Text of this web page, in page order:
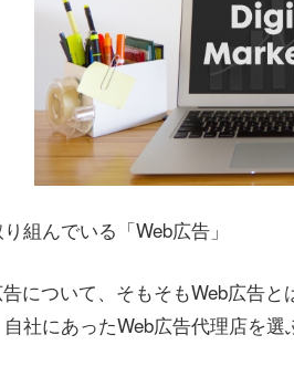
組んでいる「Web広告」
について、そもそもWeb広告
社にあったWeb広告代理店を選